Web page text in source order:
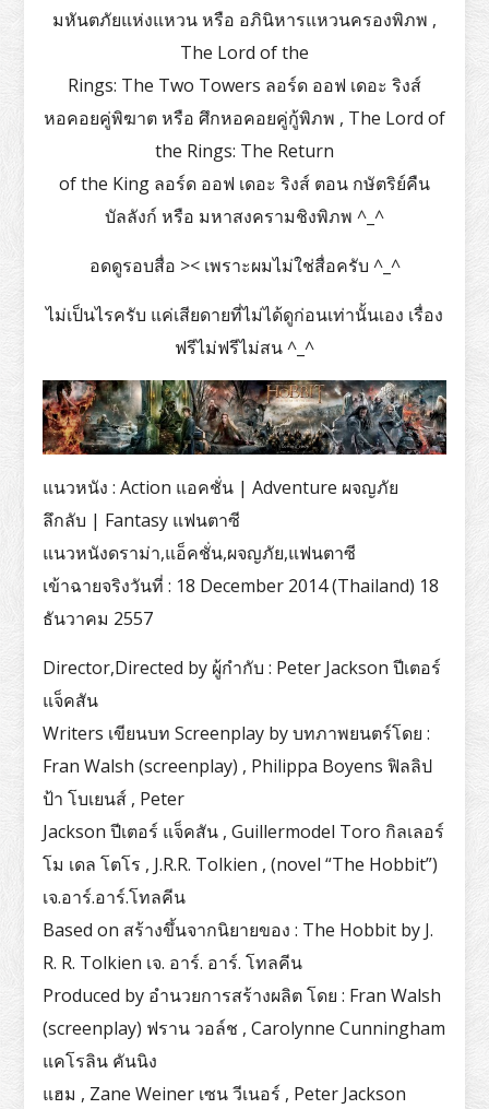
มหันตภัยแห่งแหวน หรือ อภินิหารแหวนครองพิภพ ,
The Lord of the
Rings: The Two Towers ลอร์ด ออฟ เดอะ ริงส์
หอคอยคู่พิฆาต หรือ ศึกหอคอยคู่กู้พิภพ , The Lord of
the Rings: The Return
of the King ลอร์ด ออฟ เดอะ ริงส์ ตอน กษัตริย์คืน
บัลลังก์ หรือ มหาสงครามชิงพิภพ ^_^
อดดูรอบสื่อ >< เพราะผมไม่ใช่สื่อครับ ^_^
ไม่เป็นไรครับ แค่เสียดายที่ไม่ได้ดูก่อนเท่านั้นเอง เรื่อง
ฟรีไม่ฟรีไม่สน ^_^
แนวหนัง : Action แอคชั่น | Adventure ผจญภัย
ลึกลับ | Fantasy แฟนตาซี
แนวหนังดราม่า,แอ็คชั่น,ผจญภัย,แฟนตาซี
เข้าฉายจริงวันที่ : 18 December 2014 (Thailand) 18
ธันวาคม 2557
Director,Directed by ผู้กำกับ : Peter Jackson ปีเตอร์
แจ็คสัน
Writers เขียนบท Screenplay by บทภาพยนตร์โดย :
Fran Walsh (screenplay) , Philippa Boyens ฟิลลิป
ป้า โบเยนส์ , Peter
Jackson ปีเตอร์ แจ็คสัน , Guillermodel Toro กิลเลอร์
โม เดล โตโร , J.R.R. Tolkien , (novel “The Hobbit”)
เจ.อาร์.อาร์.โทลคีน
Based on สร้างขึ้นจากนิยายของ : The Hobbit by J.
R. R. Tolkien เจ. อาร์. อาร์. โทลคีน
Produced by อำนวยการสร้างผลิต โดย : Fran Walsh
(screenplay) ฟราน วอล์ช , Carolynne Cunningham
แคโรลิน คันนิง
แฮม , Zane Weiner เซน วีเนอร์ , Peter Jackson